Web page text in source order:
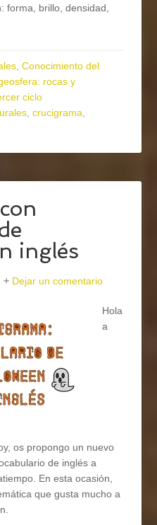
forma, brillo, densidad,
,Conocimiento del
rocas y
ciclo
,crucigrama,
inglés
Dejar un comentario
Hola
a
os propongo un nuevo
de inglés a
En esta ocasión,
que gusta mucho a